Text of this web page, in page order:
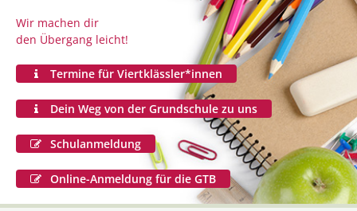
Wir machen dir
den Übergang leicht!
Termine für Viertklässler*innen
Dein Weg von der Grundschule zu uns
Schulanmeldung
Online-Anmeldung für die GTB